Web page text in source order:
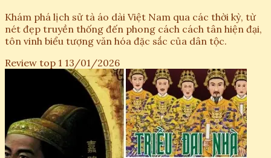
Khám phá lịch sử tà áo dài Việt Nam qua các thời kỳ, từ
nét đẹp truyền thống đến phong cách cách tân hiện đại,
tôn vinh biểu tượng văn hóa đặc sắc của dân tộc.
Review top 1 13/01/2026